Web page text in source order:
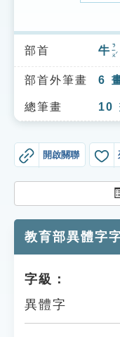
索引選單
知識索引
單字索引
遊戲專區
教學應用
貓頭鷹博士
部首 牛 ㄋㄧㄡˊ
部首外筆畫 6
總筆畫 10
開啟關聯
教育部異體字
字級：
異體字